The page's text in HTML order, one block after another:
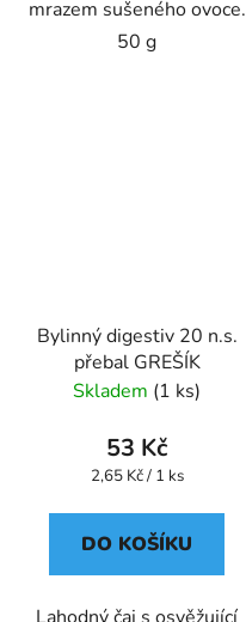
mrazem sušeného ovoce.
50 g
Bylinný digestiv 20 n.s.
přebal GREŠÍK
Skladem (1 ks)
53 Kč
Měrná
2,65 Kč / 1 ks
DO KOŠÍKU
Lahodný čaj s osvěžující